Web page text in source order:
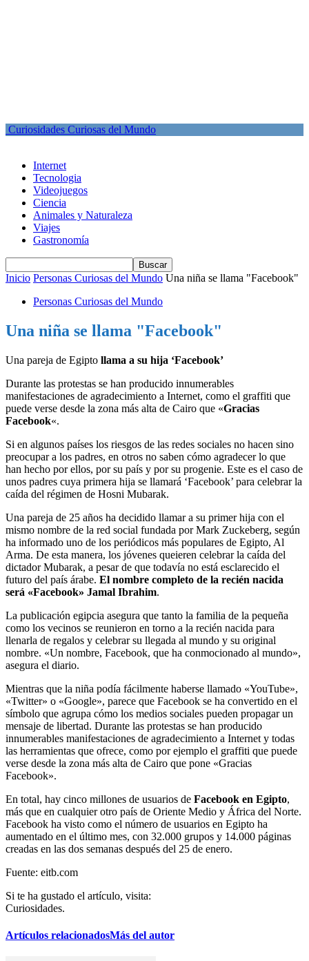
Curiosidades Curiosas del Mundo
Internet
Tecnologia
Videojuegos
Ciencia
Animales y Naturaleza
Viajes
Gastronomía
Inicio Personas Curiosas del Mundo Una niña se llama "Facebook"
Personas Curiosas del Mundo
Una niña se llama "Facebook"
Una pareja de Egipto llama a su hija ‘Facebook’
Durante las protestas se han producido innumerables
manifestaciones de agradecimiento a Internet, como el graffiti que
puede verse desde la zona más alta de Cairo que «Gracias
Facebook«.
Si en algunos países los riesgos de las redes sociales no hacen sino
preocupar a los padres, en otros no saben cómo agradecer lo que
han hecho por ellos, por su país y por su progenie. Este es el caso de
unos padres cuya primera hija se llamará ‘Facebook’ para celebrar la
caída del régimen de Hosni Mubarak.
Una pareja de 25 años ha decidido llamar a su primer hija con el
mismo nombre de la red social fundada por Mark Zuckeberg, según
ha informado uno de los periódicos más populares de Egipto, Al
Arma. De esta manera, los jóvenes queieren celebrar la caída del
dictador Mubarak, a pesar de que todavía no está esclarecido el
futuro del país árabe. El nombre completo de la recién nacida
será «Facebook» Jamal Ibrahim.
La publicación egipcia asegura que tanto la familia de la pequeña
como los vecinos se reunieron en torno a la recién nacida para
llenarla de regalos y celebrar su llegada al mundo y su original
nombre. «Un nombre, Facebook, que ha conmocionado al mundo»,
asegura el diario.
Mientras que la niña podía fácilmente haberse llamado «YouTube»,
«Twitter» o «Google», parece que Facebook se ha convertido en el
símbolo que agrupa cómo los medios sociales pueden propagar un
mensaje de libertad. Durante las protestas se han producido
innumerables manifestaciones de agradecimiento a Internet y todas
las herramientas que ofrece, como por ejemplo el graffiti que puede
verse desde la zona más alta de Cairo que pone «Gracias
Facebook».
En total, hay cinco millones de usuarios de Facebook en Egipto,
más que en cualquier otro país de Oriente Medio y África del Norte.
Facebook ha visto como el número de usuarios en Egipto ha
aumentado en el último mes, con 32.000 grupos y 14.000 páginas
creadas en las dos semanas después del 25 de enero.
Fuente: eitb.com
Si te ha gustado el artículo, visita:
Curiosidades.
Artículos relacionadosMás del autor